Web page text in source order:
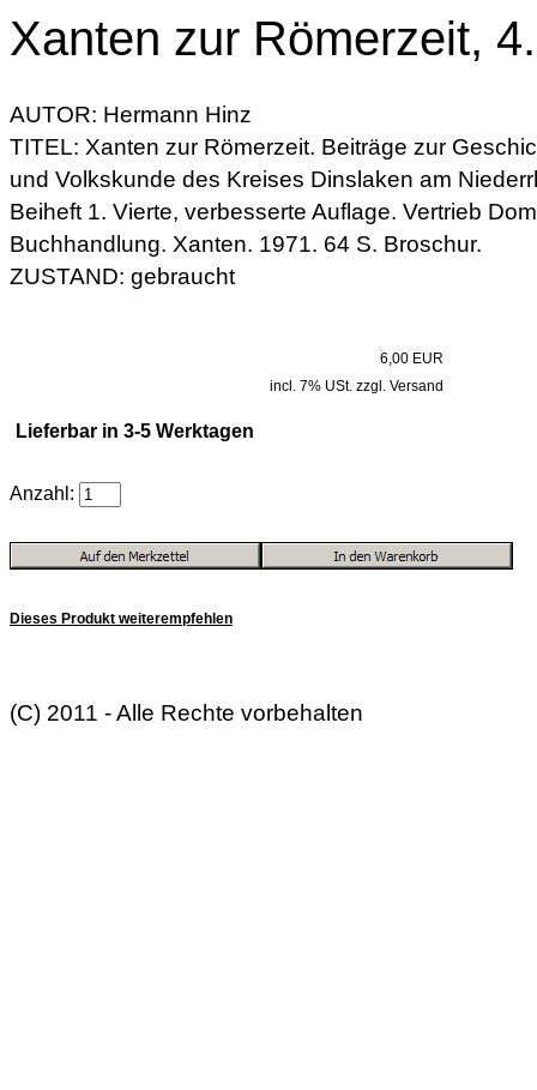
Xanten zur Römerzeit,
AUTOR: Hermann Hinz
TITEL: Xanten zur Römerzeit. Beiträge zur
und Volkskunde des Kreises Dinslaken am
Beiheft 1. Vierte, verbesserte Auflage. Vertrieb
Buchhandlung. Xanten. 1971. 64 S. Broschur.
ZUSTAND: gebraucht
6,00 EUR
incl. 7% USt. zzgl. Versand
Lieferbar in 3-5 Werktagen
Anzahl:
Dieses Produkt weiterempfehlen
(C) 2011 - Alle Rechte vorbehalten